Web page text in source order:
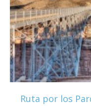
Ruta por los